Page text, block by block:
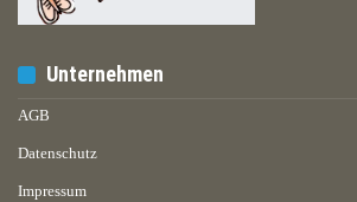
Unternehmen
AGB
Datenschutz
Impressum